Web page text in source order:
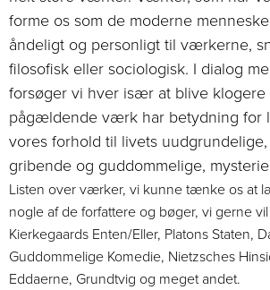
forme os som de moderne
åndeligt og personligt til værkerne,
filosofisk eller sociologisk. I dialog
forsøger vi hver især at blive klogere
pågældende værk har betydning for
vores forhold til livets
gribende og guddommelige,
Listen over værker, vi kunne tænke os at
nogle af de forfattere og bøger, vi gerne
Kierkegaards Enten/Eller, Platons Staten,
Guddommelige Komedie, Nietzsches
Eddaerne, Grundtvig og meget andet.